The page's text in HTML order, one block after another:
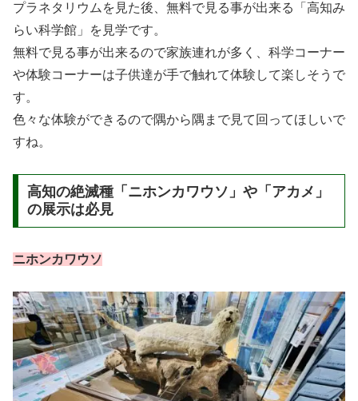
プラネタリウムを見た後、無料で見る事が出来る「高知み
らい科学館」を見学です。
無料で見る事が出来るので家族連れが多く、科学コーナー
や体験コーナーは子供達が手で触れて体験して楽しそうで
す。
色々な体験ができるので隅から隅まで見て回ってほしいで
すね。
高知の絶滅種「ニホンカワウソ」や「アカメ」
の展示は必見
ニホンカワウソ